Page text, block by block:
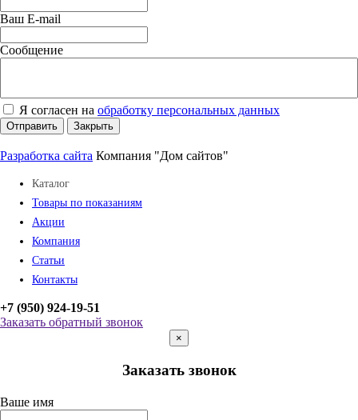
Ваш E-mail
Сообщение
Я согласен на обработку персональных данных
Отправить Закрыть
Разработка сайта Компания "Дом сайтов"
Каталог
Товары по показаниям
Акции
Компания
Статьи
Контакты
+7 (950) 924-19-51
Заказать обратный звонок
×
Заказать звонок
Ваше имя